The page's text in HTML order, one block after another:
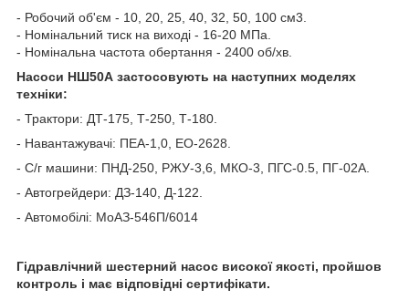
- Робочий об'єм - 10, 20, 25, 40, 32, 50, 100 см3.
- Номінальний тиск на виході - 16-20 МПа.
- Номінальна частота обертання - 2400 об/хв.
Насоси НШ50А застосовують на наступних моделях
техніки:
- Трактори: ДТ-175, Т-250, Т-180.
- Навантажувачі: ПЕА-1,0, ЕО-2628.
- С/г машини: ПНД-250, РЖУ-3,6, МКО-3, ПГС-0.5, ПГ-02А.
- Автогрейдери: ДЗ-140, Д-122.
- Автомобілі: МоАЗ-546П/6014
Гідравлічний шестерний насос високої якості, пройшов
контроль і має відповідні сертифікати.